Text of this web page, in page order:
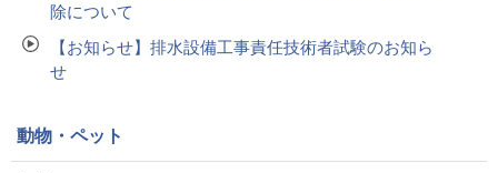
除について
【お知らせ】排水設備工事責任技術者試験のお知ら
せ
動物・ペット